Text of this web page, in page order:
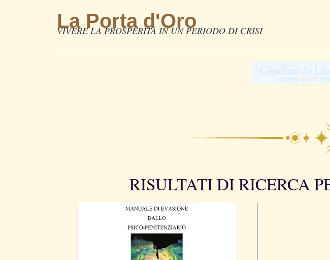
La Porta d'Oro
VIVERE LA PROSPERITÀ IN UN PERIODO DI CRISI
RISULTATI DI RICERCA